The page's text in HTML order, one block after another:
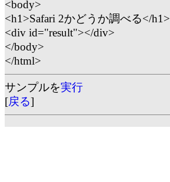
<body>
<h1>Safari 2かどうか調べる</h1>
<div id="result"></div>
</body>
</html>
サンプルを実行
[戻る]